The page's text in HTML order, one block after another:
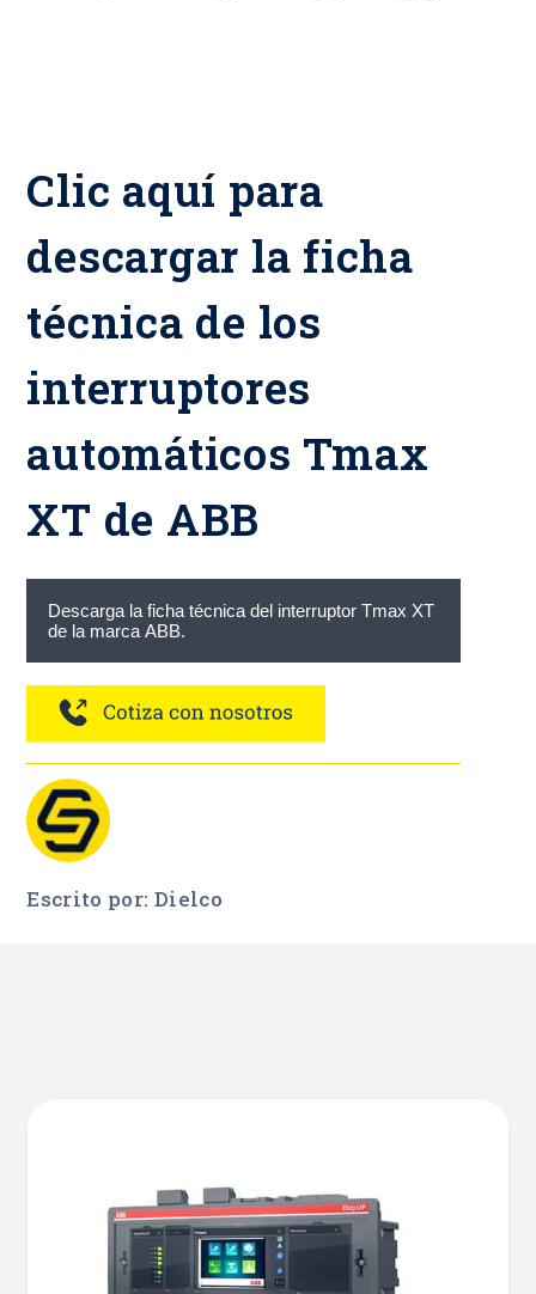
Clic aquí para
descargar la ficha
técnica de los
interruptores
automáticos Tmax
XT de ABB
Descarga la ficha técnica del interruptor Tmax XT
de la marca ABB.
Escrito por: Dielco